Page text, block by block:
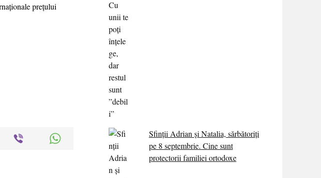
prețului
Sfinții Adrian și Natalia, sărbătoriți
pe 8 septembrie. Cine sunt
protectorii familiei ortodoxe